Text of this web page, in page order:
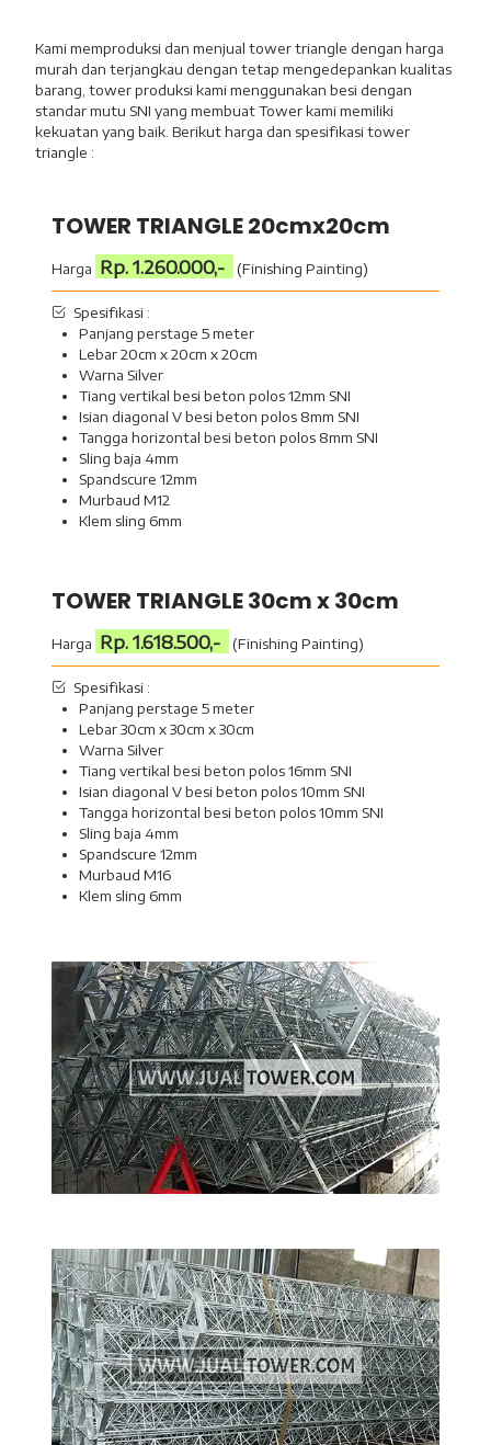
Kami memproduksi dan menjual tower triangle dengan harga
murah dan terjangkau dengan tetap mengedepankan kualitas
barang, tower produksi kami menggunakan besi dengan
standar mutu SNI yang membuat Tower kami memiliki
kekuatan yang baik. Berikut harga dan spesifikasi tower
triangle :
TOWER TRIANGLE 20cmx20cm
Harga Rp. 1.260.000,- (Finishing Painting)
Spesifikasi :
Panjang perstage 5 meter
Lebar 20cm x 20cm x 20cm
Warna Silver
Tiang vertikal besi beton polos 12mm SNI
Isian diagonal V besi beton polos 8mm SNI
Tangga horizontal besi beton polos 8mm SNI
Sling baja 4mm
Spandscure 12mm
Murbaud M12
Klem sling 6mm
TOWER TRIANGLE 30cm x 30cm
Harga Rp. 1.618.500,- (Finishing Painting)
Spesifikasi :
Panjang perstage 5 meter
Lebar 30cm x 30cm x 30cm
Warna Silver
Tiang vertikal besi beton polos 16mm SNI
Isian diagonal V besi beton polos 10mm SNI
Tangga horizontal besi beton polos 10mm SNI
Sling baja 4mm
Spandscure 12mm
Murbaud M16
Klem sling 6mm